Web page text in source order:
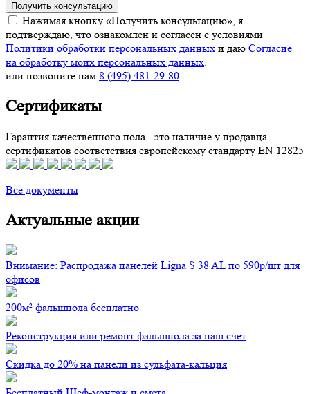
Получить консультацию
Нажимая кнопку «Получить консультацию», я
подтверждаю, что ознакомлен и согласен с условиями
Политики обработки персональных данных и даю Согласие
на обработку моих персональных данных.
или позвоните нам 8 (495) 481-29-80
Сертификаты
Гарантия качественного пола - это наличие у продавца
сертификатов соответствия европейскому стандарту EN 12825
Все документы
Актуальные акции
Внимание: Распродажа панелей Ligna S 38 AL по 590р/шт для
офисов
200м² фальшпола бесплатно
Реконструкция или ремонт фальшпола за наш счет
Скидка до 20% на панели из сульфата-кальция